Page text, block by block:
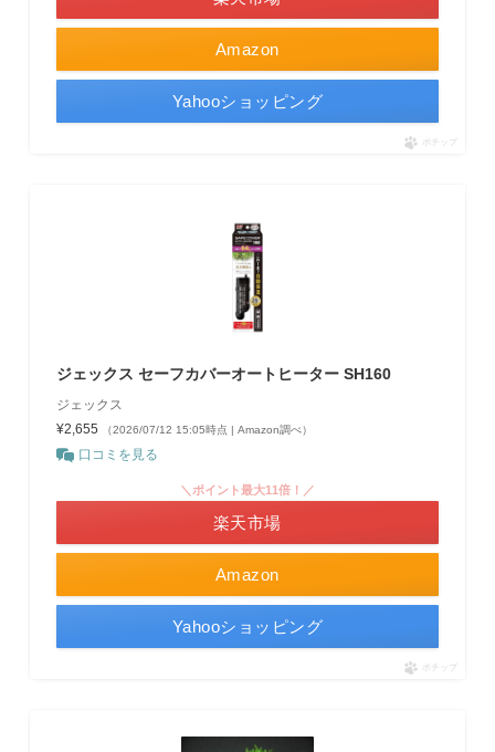
Amazon
Yahooショッピング
ポチップ
ジェックス セーフカバーオートヒーター SH160
ジェックス
¥2,655
（2026/07/12 15:05時点 | Amazon調べ）
口コミを見る
Amazon
＼ポイント最大11倍！／
楽天市場
Yahooショッピング
ポチップ